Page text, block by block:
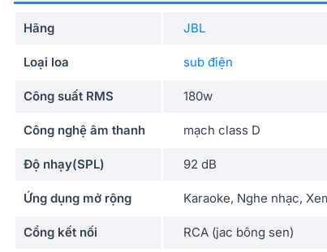
Hãng JBL
Loại loa sub điện
Công suất RMS 180w
Công nghệ âm thanh mạch class D
Độ nhạy(SPL) 92 dB
Ứng dụng mở rộng Karaoke, Nghe nhạc,
Cổng kết nối RCA (jac bông sen)